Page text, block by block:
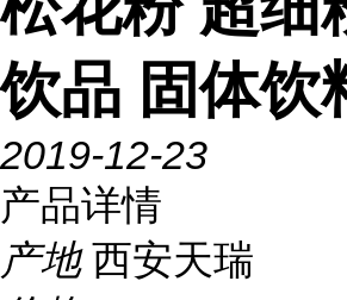
饮品 固体饮
2019-12-23
产品详情
产地 西安天瑞